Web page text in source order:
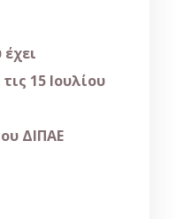
15 Ιουλίου
ΔΙΠΑΕ